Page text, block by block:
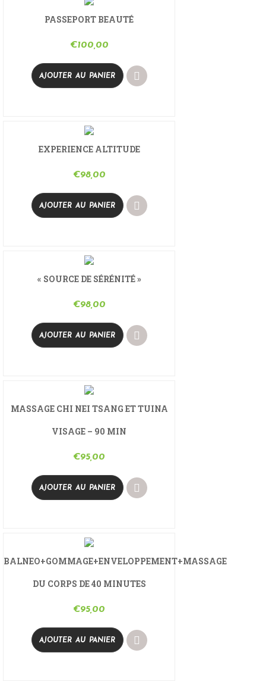
PASSEPORT BEAUTÉ
€100,00
AJOUTER AU PANIER
EXPERIENCE ALTITUDE
€98,00
AJOUTER AU PANIER
« SOURCE DE SÉRÉNITÉ »
€98,00
AJOUTER AU PANIER
MASSAGE CHI NEI TSANG ET TUINA
VISAGE – 90 MIN
€95,00
AJOUTER AU PANIER
BALNEO+GOMMAGE+ENVELOPPEMENT+MASSAGE
DU CORPS DE 40 MINUTES
€95,00
AJOUTER AU PANIER